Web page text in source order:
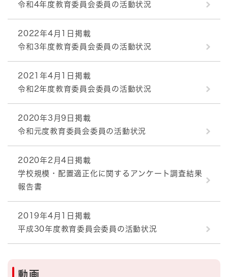
令和4年度教育委員会委員の活動状況
2022年4月1日掲載
令和3年度教育委員会委員の活動状況
2021年4月1日掲載
令和2年度教育委員会委員の活動状況
2020年3月9日掲載
令和元度教育委員会委員の活動状況
2020年2月4日掲載
学校規模・配置適正化に関するアンケート調査結果
報告書
2019年4月1日掲載
平成30年度教育委員会委員の活動状況
動画